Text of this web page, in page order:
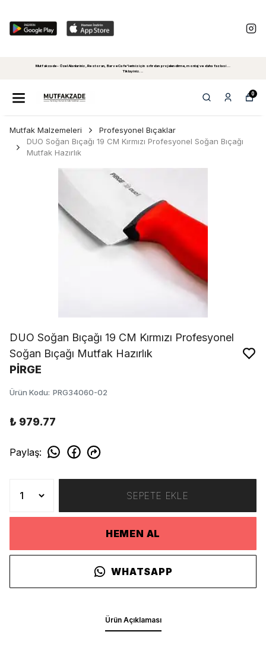
Mutfakzade - Özel Alanlariniz, Restoran, Bar ve Cafe'leriniz için sıfırdan projelendirme, montaj ve daha fazlasi...
Tiklayiniz...
0
Mutfak Malzemeleri
Profesyonel Bıçaklar
DUO Soğan Bıçağı 19 CM Kırmızı Profesyonel Soğan Bıçağı
Mutfak Hazırlık
DUO Soğan Bıçağı 19 CM Kırmızı Profesyonel
Soğan Bıçağı Mutfak Hazırlık
PİRGE
Ürün Kodu: PRG34060-02
₺ 979.77
Paylaş:
SEPETE EKLE
HEMEN AL
WHATSAPP
Ürün Açıklaması